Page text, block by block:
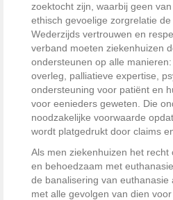
zoektocht zijn, waarbij geen
ethisch gevoelige zorgrelatie
Wederzijds vertrouwen en
verband moeten ziekenhuizen
ondersteunen op alle
overleg, palliatieve expertise,
ondersteuning voor patiënt en
voor eenieders geweten. Die
noodzakelijke voorwaarde
wordt platgedrukt door claims
Als men ziekenhuizen het recht
en behoedzaam met
de banalisering van euthanasie
met alle gevolgen van dien